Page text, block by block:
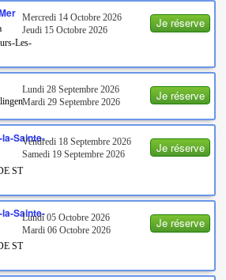
Je réserve
Les-
Mercredi 14 Octobre 2026
Jeudi 15 Octobre 2026
Je réserve
Lundi 28 Septembre 2026
Mardi 29 Septembre 2026
Je réserve
Sainte-
ST
Vendredi 18 Septembre 2026
Samedi 19 Septembre 2026
Je réserve
Sainte-
ST
Lundi 05 Octobre 2026
Mardi 06 Octobre 2026